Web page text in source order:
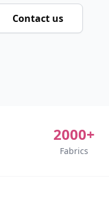
Contact us
2000+
Fabrics